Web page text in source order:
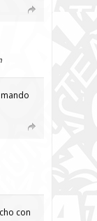
con